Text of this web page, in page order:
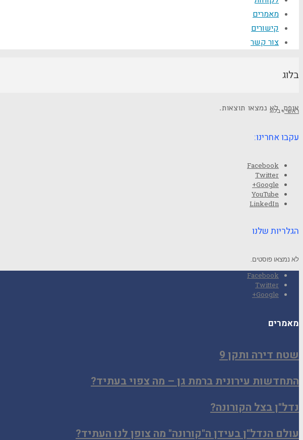
מאמרים
קישורים
צור קשר
בלוג
ראשי» בלוג
אופס, לא נמצאו תוצאות.
עקבו אחרינו:
Facebook
Twitter
Google+
YouTube
LinkedIn
הגלריות שלנו
לא נמצאו פוסטים.
Facebook
Twitter
Google+
מאמרים
שטח דירה ותקן 9
התחדשות עירונית ברמת גן – מה צפוי בעתיד?
נדל"ן בצל הקורונה?
עולם הנדל"ן בעידן ה"קורונה" מה צופן לנו העתיד?